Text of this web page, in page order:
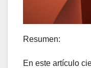
Resumen:
En este artículo